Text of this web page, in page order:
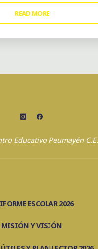
READ MORE
DE
ACTIVIDADES
A"
Educativo Peumayén C.E.
ESCOLAR 2026
MISIÓN Y VISIÓN